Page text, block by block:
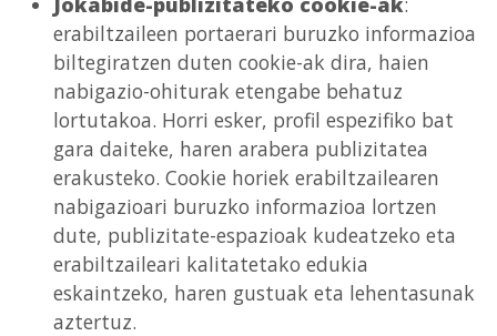
erabiltzaileen portaerari buruzko informazioa
biltegiratzen duten cookie-ak dira, haien
nabigazio-ohiturak etengabe behatuz
lortutakoa. Horri esker, profil espezifiko bat
gara daiteke, haren arabera publizitatea
erakusteko. Cookie horiek erabiltzailearen
nabigazioari buruzko informazioa lortzen
dute, publizitate-espazioak kudeatzeko eta
erabiltzaileari kalitatetako edukia
eskaintzeko, haren gustuak eta lehentasunak
aztertuz.